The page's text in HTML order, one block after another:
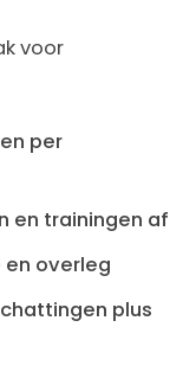
voor
per
en trainingen af
overleg
plus